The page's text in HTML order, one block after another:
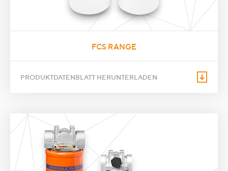
FCS RANGE
PRODUKTDATENBLATT HERUNTERLADEN